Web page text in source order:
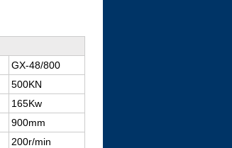
GX-48/800
500KN
165Kw
900mm
200r/min